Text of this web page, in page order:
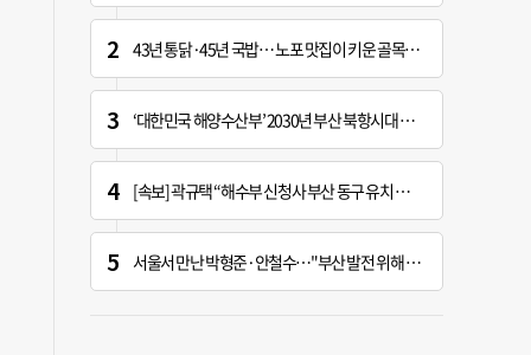
43년 통닭·45년 국밥… 노포 맛집이 키운 골목시장 [골목시장, 다시 장날]
‘대한민국 해양수산부’ 2030년 부산 북항시대 연다
[속보] 곽규택 “해수부 신청사 부산 동구 유치 환영…해양 중심지 완성할 것”
서울서 만난 박형준·안철수…"부산 발전 위해 힘 보태기로"